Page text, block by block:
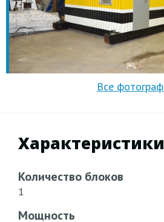
Характеристики
Количество блоков
1
Мощность